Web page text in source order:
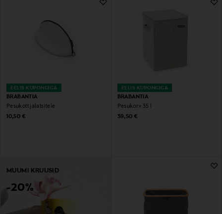
EELIS KUPONGIGA
BRABANTIA
Pesukott jalatsitele
Original Price
10,50 €
EELIS KUPONGIGA
BRABANTIA
Pesukorv 35 l
Original Price
39,50 €
MUUMI KRUUSID
-20%